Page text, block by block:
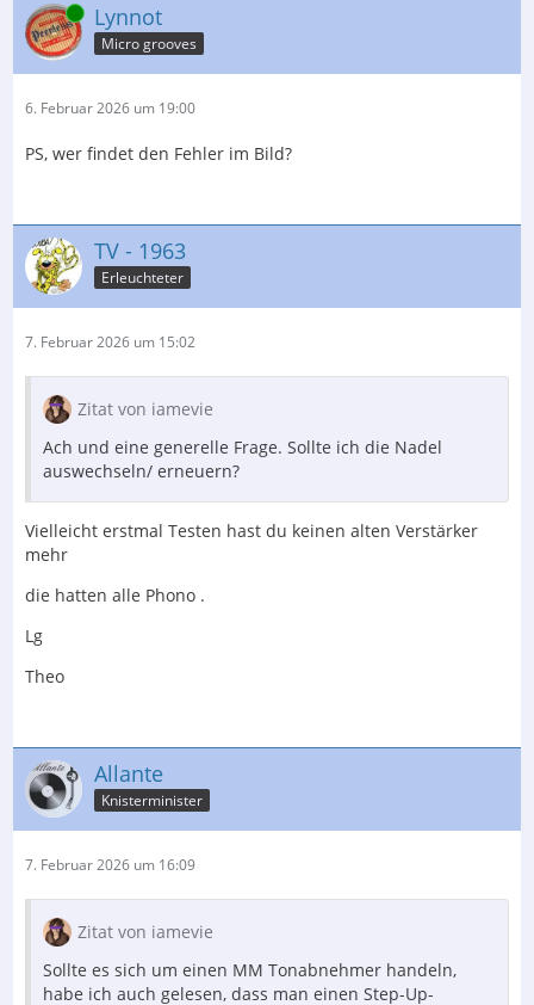
Online Lynnot
Micro grooves
6. Februar 2026 um 19:00
PS, wer findet den Fehler im Bild?
TV - 1963
Erleuchteter
7. Februar 2026 um 15:02
Zitat von iamevie
Ach und eine generelle Frage. Sollte ich die Nadel
auswechseln/ erneuern?
Vielleicht erstmal Testen hast du keinen alten Verstärker
mehr
die hatten alle Phono .
Lg
Theo
Allante
Knisterminister
7. Februar 2026 um 16:09
Zitat von iamevie
Sollte es sich um einen MM Tonabnehmer handeln,
habe ich auch gelesen, dass man einen Step-Up-